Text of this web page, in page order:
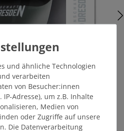
D Ehrenkranz 72 cm
und ähnliche Technologien
verarbeiten
von Besucher:innen
IP-Adresse), um z.B. Inhalte
Medien von
oder Zugriffe auf unsere
Die Datenverarbeitung